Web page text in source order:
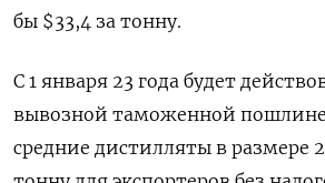
бы $33,4 за тонну.
С 1 января 23 года будет
вывозной таможенной пошлине
средние дистилляты в размере